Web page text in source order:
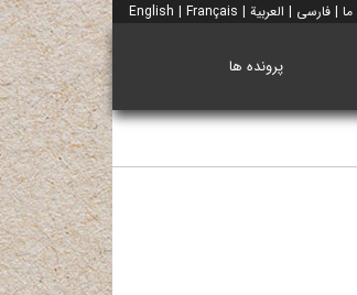
ما | فارسی | العربية |
English | Français
پرونده ها